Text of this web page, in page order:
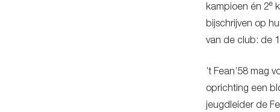
kampioen én 2e
bijschrijven op
van de club: de 1
’t Fean’58 mag
oprichting een
jeugdleider de